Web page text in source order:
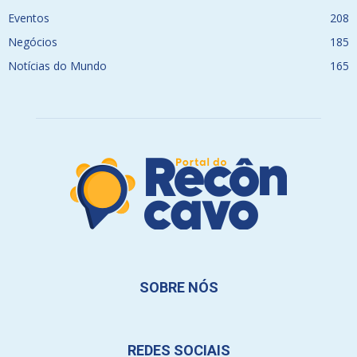
Eventos
208
Negócios
185
Notícias do Mundo
165
SOBRE NÓS
REDES SOCIAIS